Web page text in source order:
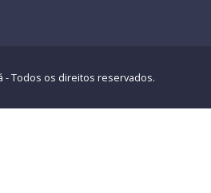
- Todos os direitos reservados.